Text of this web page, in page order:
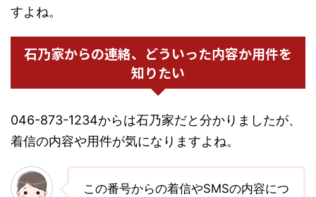
すよね。
石乃家からの連絡、どういった内容か用件を
知りたい
046-873-1234からは石乃家だと分かりましたが、
着信の内容や用件が気になりますよね。
この番号からの着信やSMSの内容につ